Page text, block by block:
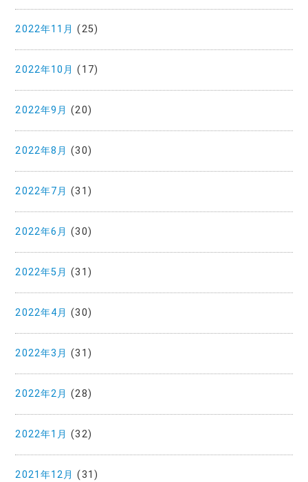
2022年11月 (25)
2022年10月 (17)
2022年9月 (20)
2022年8月 (30)
2022年7月 (31)
2022年6月 (30)
2022年5月 (31)
2022年4月 (30)
2022年3月 (31)
2022年2月 (28)
2022年1月 (32)
2021年12月 (31)